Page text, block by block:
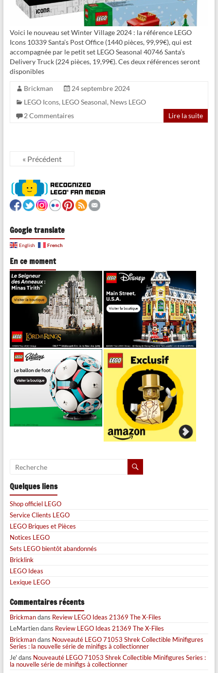
Voici le nouveau set Winter Village 2024 : la référence LEGO
Icons 10339 Santa’s Post Office (1440 pièces, 99,99€), qui est
accompagnée par le petit set LEGO Seasonal 40746 Santa’s
Delivery Truck (224 pièces, 19,99€). Ces deux références seront
disponibles
Brickman
24 septembre 2024
LEGO Icons, LEGO Seasonal, News LEGO
2 Commentaires
Lire la suite
« Précédent
Google translate
English French
En ce moment
Quelques liens
Shop officiel LEGO
Service Clients LEGO
LEGO Briques et Pièces
Notices LEGO
Sets LEGO bientôt abandonnés
Bricklink
LEGO Ideas
Lexique LEGO
Commentaires récents
Brickmandans Review LEGO Ideas 21369 The X-Files
LeMartiendans Review LEGO Ideas 21369 The X-Files
Brickmandans Nouveauté LEGO 71053 Shrek Collectible Minifigures
Series : la nouvelle série de minifigs à collectionner
Je' dans Nouveauté LEGO 71053 Shrek Collectible Minifigures Series :
la nouvelle série de minifigs à collectionner